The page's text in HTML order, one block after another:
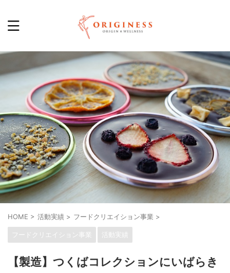
HOME > 活動実績 > フードクリエイション事業 >
フードクリエイション事業 活動実績
【製造】つくばコレクションにいばらき